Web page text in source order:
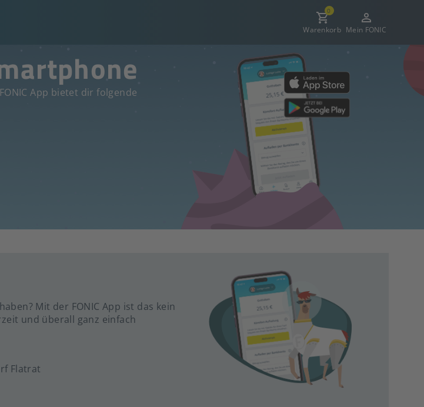
0
Warenkorb Mein FONIC
App bietet dir folgende
Mit der FONIC App ist das kein
und überall ganz einfach
Flatrat